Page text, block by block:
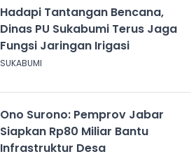
Hadapi Tantangan Bencana,
Dinas PU Sukabumi Terus Jaga
Fungsi Jaringan Irigasi
SUKABUMI
Ono Surono: Pemprov Jabar
Siapkan Rp80 Miliar Bantu
Infrastruktur Desa